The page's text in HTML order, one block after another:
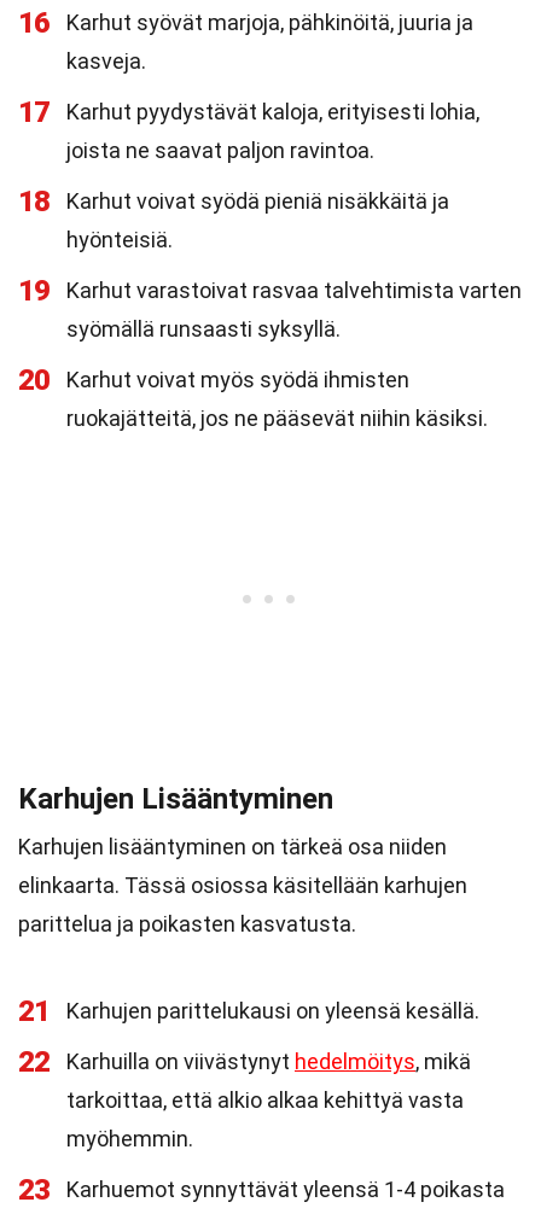
16
Karhut syövät marjoja, pähkinöitä, juuria ja
kasveja.
17
Karhut pyydystävät kaloja, erityisesti lohia,
joista ne saavat paljon ravintoa.
18
Karhut voivat syödä pieniä nisäkkäitä ja
hyönteisiä.
19
Karhut varastoivat rasvaa talvehtimista varten
syömällä runsaasti syksyllä.
20
Karhut voivat myös syödä ihmisten
ruokajätteitä, jos ne pääsevät niihin käsiksi.
Karhujen Lisääntyminen
Karhujen lisääntyminen on tärkeä osa niiden
elinkaarta. Tässä osiossa käsitellään karhujen
parittelua ja poikasten kasvatusta.
21 Karhujen parittelukausi on yleensä kesällä.
22 Karhuilla on viivästynyt hedelmöitys, mikä
tarkoittaa, että alkio alkaa kehittyä vasta
myöhemmin.
23
Karhuemot synnyttävät yleensä 1-4 poikasta